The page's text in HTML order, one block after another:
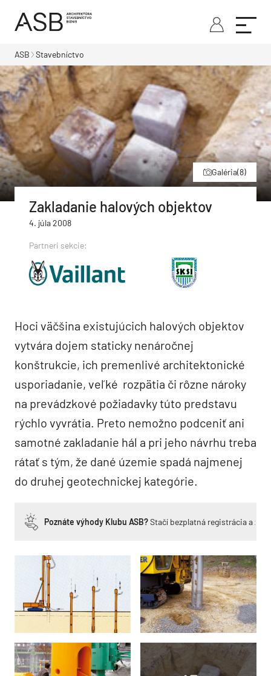
ASB Stavebníctvo
Galéria(8)
Zakladanie halových objektov
4. júla 2008
Partneri sekcie:
Hoci väčšina existujúcich halových objektov
vytvára dojem staticky nenáročnej
konštrukcie, ich premenlivé architektonické
usporiadanie, veľké rozpätia či rôzne nároky
na prevádzkové požiadavky túto predstavu
rýchlo vyvrátia. Preto nemožno podceniť ani
samotné zakladanie hál a pri jeho návrhu treba
rátať s tým, že dané územie spadá najmenej
do druhej geotechnickej kategórie.
Poznáte výhody Klubu ASB?Stačí bezplatná registrácia a